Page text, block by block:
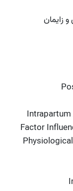
زایمان
Factor